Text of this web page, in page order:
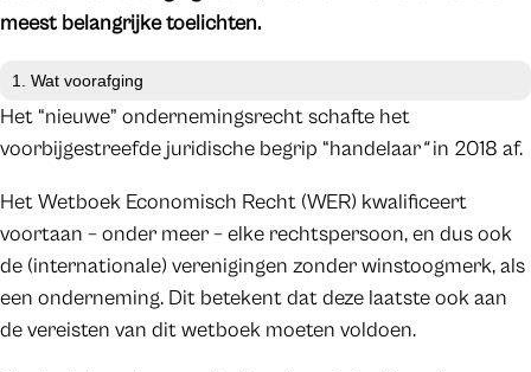
meest belangrijke toelichten.
1. Wat voorafging
Het “nieuwe” ondernemingsrecht schafte het
voorbijgestreefde juridische begrip “handelaar“in 2018 af.
Het Wetboek Economisch Recht (WER) kwalificeert
voortaan – onder meer – elke rechtspersoon, en dus ook
de (internationale) verenigingen zonder winstoogmerk, als
een onderneming. Dit betekent dat deze laatste ook aan
de vereisten van dit wetboek moeten voldoen.